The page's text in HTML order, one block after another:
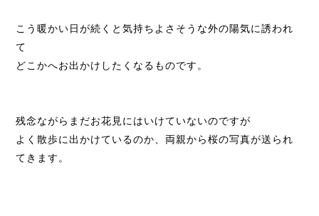
こう暖かい日が続くと気持ちよさそうな外の陽気に誘われ
て
どこかへお出かけしたくなるものです。
残念ながらまだお花見にはいけていないのですが
よく散歩に出かけているのか、両親から桜の写真が送られ
てきます。